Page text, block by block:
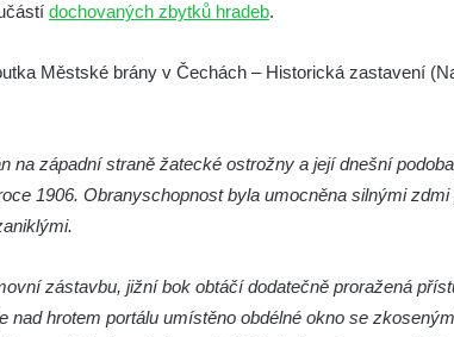
dochovaných zbytků hradeb.
Městské brány v Čechách – Historická zastavení
na západní straně žatecké ostrožny a její dnešní
1906. Obranyschopnost byla umocněna silnými
zástavbu, jižní bok obtáčí dodatečně proražená
nad hrotem portálu umístěno obdélné okno se